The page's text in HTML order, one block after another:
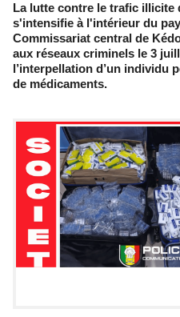
La lutte contre le trafic illicite
s'intensifie à l'intérieur du
Commissariat central de
aux réseaux criminels le 3
l’interpellation d’un individu
de médicaments.